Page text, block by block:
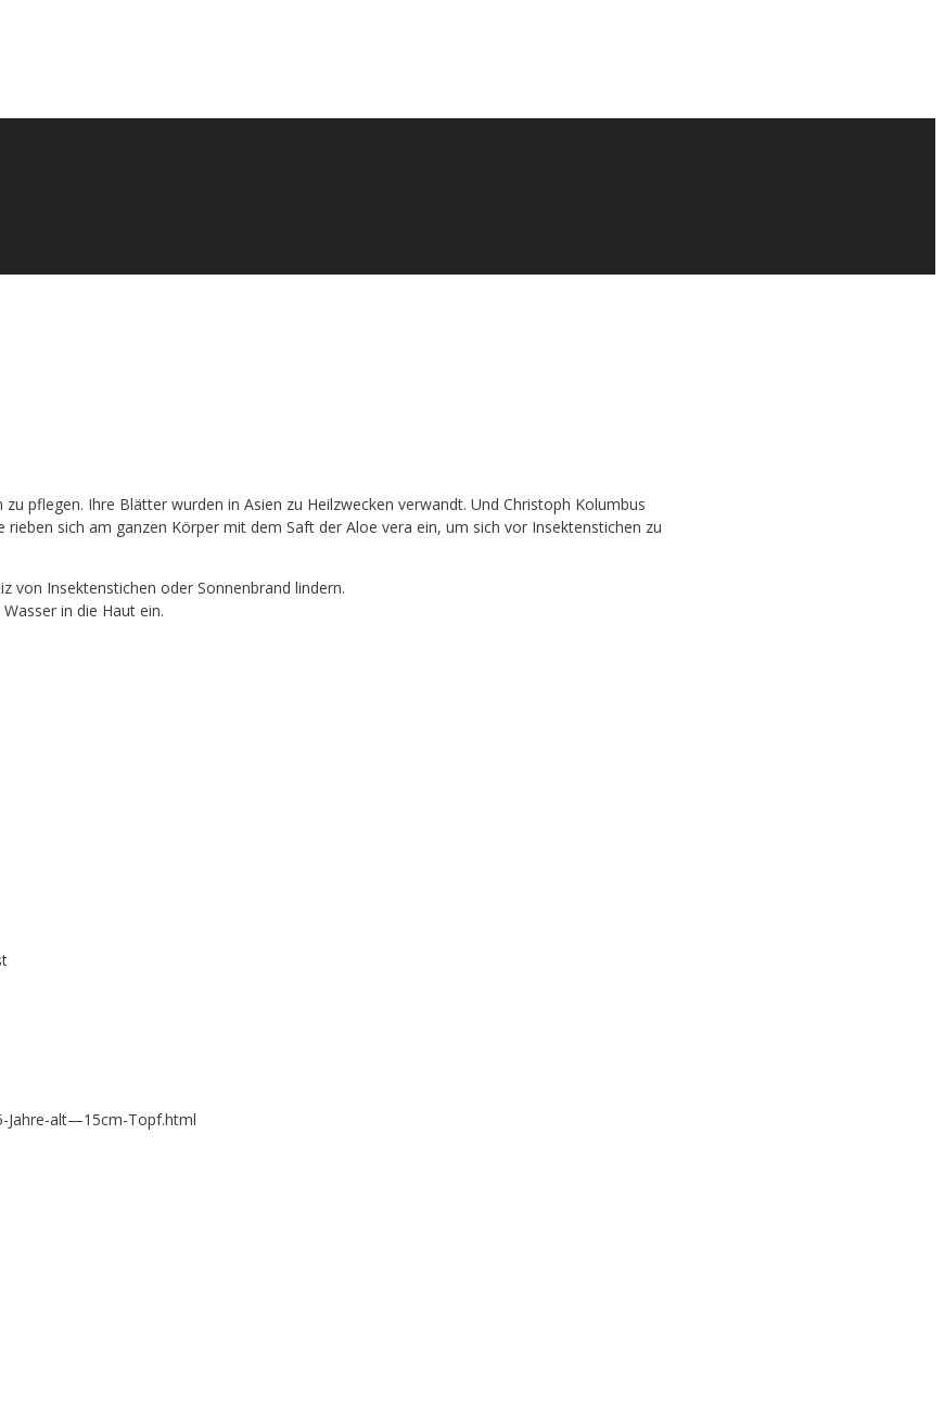
pflegen. Ihre Blätter wurden in Asien zu Heilzwecken verwandt. Und Christoph Kolumbus
sich am ganzen Körper mit dem Saft der Aloe vera ein, um sich vor Insektenstichen zu
von Insektenstichen oder Sonnenbrand lindern.
in die Haut ein.
Jahre-alt—15cm-Topf.html